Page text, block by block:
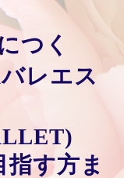
つく
レエス
す方ま